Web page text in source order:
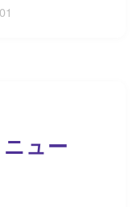
ュー